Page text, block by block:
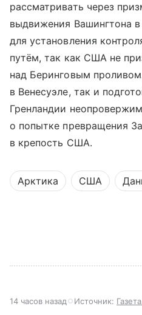
рассматривать через
выдвижения Вашингтона
для установления
путём, так как США не
над Беринговым
в Венесуэле, так и
Гренландии
о попытке превращения
в крепость США.
Арктика США
14 часов назад Источник: